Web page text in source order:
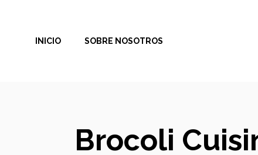
contenidoINICIO SOBRE NOSOTROS
Brocoli